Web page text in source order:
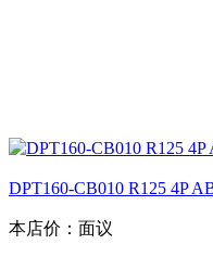
DPT160-CB010 R125 4P
本店价： 面议